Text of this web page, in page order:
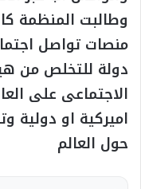
وطالبت المنظمة
منصات تواصل
دولة للتخلص من
الاجتماعى على
اميركية او
حول العالم